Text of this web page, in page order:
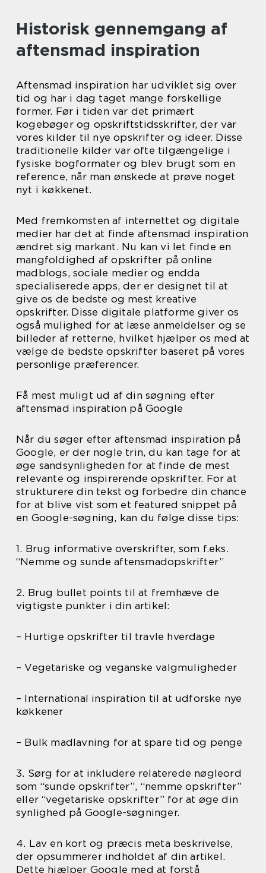
Historisk gennemgang af
aftensmad inspiration
Aftensmad inspiration har udviklet sig over
tid og har i dag taget mange forskellige
former. Før i tiden var det primært
kogebøger og opskriftstidsskrifter, der var
vores kilder til nye opskrifter og ideer. Disse
traditionelle kilder var ofte tilgængelige i
fysiske bogformater og blev brugt som en
reference, når man ønskede at prøve noget
nyt i køkkenet.
Med fremkomsten af internettet og digitale
medier har det at finde aftensmad inspiration
ændret sig markant. Nu kan vi let finde en
mangfoldighed af opskrifter på online
madblogs, sociale medier og endda
specialiserede apps, der er designet til at
give os de bedste og mest kreative
opskrifter. Disse digitale platforme giver os
også mulighed for at læse anmeldelser og se
billeder af retterne, hvilket hjælper os med at
vælge de bedste opskrifter baseret på vores
personlige præferencer.
Få mest muligt ud af din søgning efter
aftensmad inspiration på Google
Når du søger efter aftensmad inspiration på
Google, er der nogle trin, du kan tage for at
øge sandsynligheden for at finde de mest
relevante og inspirerende opskrifter. For at
strukturere din tekst og forbedre din chance
for at blive vist som et featured snippet på
en Google-søgning, kan du følge disse tips:
1. Brug informative overskrifter, som f.eks.
“Nemme og sunde aftensmadopskrifter”
2. Brug bullet points til at fremhæve de
vigtigste punkter i din artikel:
– Hurtige opskrifter til travle hverdage
– Vegetariske og veganske valgmuligheder
– International inspiration til at udforske nye
køkkener
– Bulk madlavning for at spare tid og penge
3. Sørg for at inkludere relaterede nøgleord
som “sunde opskrifter”, “nemme opskrifter”
eller “vegetariske opskrifter” for at øge din
synlighed på Google-søgninger.
4. Lav en kort og præcis meta beskrivelse,
der opsummerer indholdet af din artikel.
Dette hjælper Google med at forstå